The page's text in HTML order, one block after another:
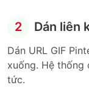
2 Dán liên
Dán URL GIF
xuống. Hệ thống
tức.